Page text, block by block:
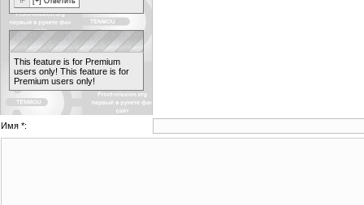
This feature is for Premium
users only! This feature is for
Premium users only!
Имя *: